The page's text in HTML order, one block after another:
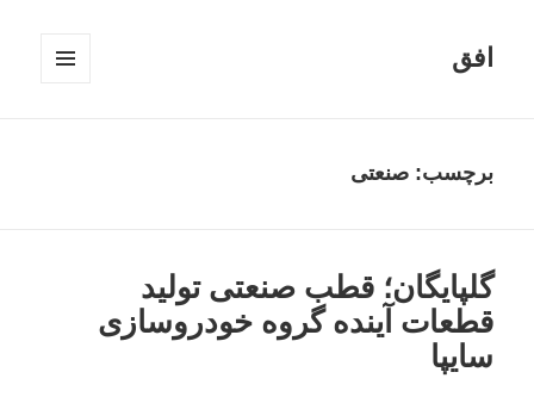
افق
برچسب:صنعتی
گلپایگان؛ قطب صنعتی تولید
قطعات آینده گروه خودروسازی
سایپا